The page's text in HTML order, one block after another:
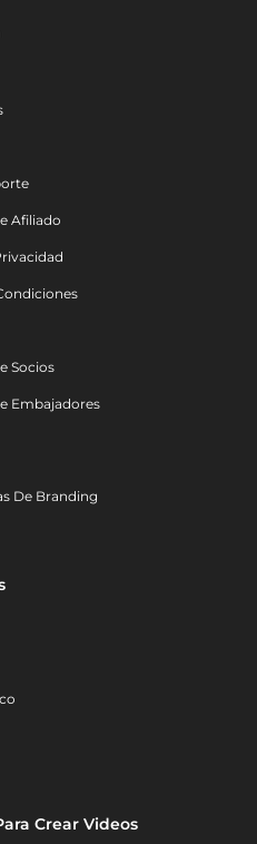
Afiliado
Socios
Embajadores
De Branding
Crear Videos